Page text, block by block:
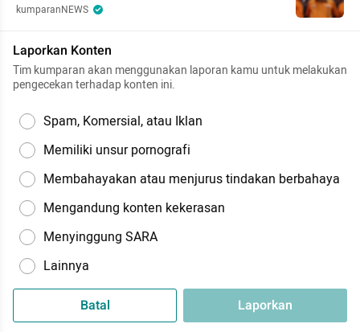
kumparanNEWS
Laporkan Konten
Tim kumparan akan menggunakan laporan kamu untuk melakukan
pengecekan terhadap konten ini.
Spam, Komersial, atau Iklan
Memiliki unsur pornografi
Membahayakan atau menjurus tindakan berbahaya
Mengandung konten kekerasan
Menyinggung SARA
Lainnya
Batal Laporkan